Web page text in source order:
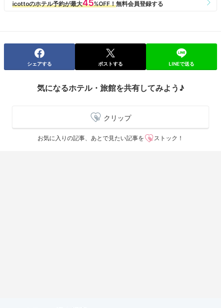
追加料金をはらいランチパックにしたので ランチをいただいたのです
らないサービスにびっくりしました。もっと安いところでも そんなこと
されたことはなかったです。あと お味も きっとランチを作る方と 高
評価のディナーを作る方は違う方だろうなとおもいました。
なぜに あんなに口コミがいいのかわからなかったです。
シェアする ポストする LINEで送る
気になるホテル・旅館を共有してみよう♪
クリップ
お気に入りの記事、あとで見たい記事を ストック！